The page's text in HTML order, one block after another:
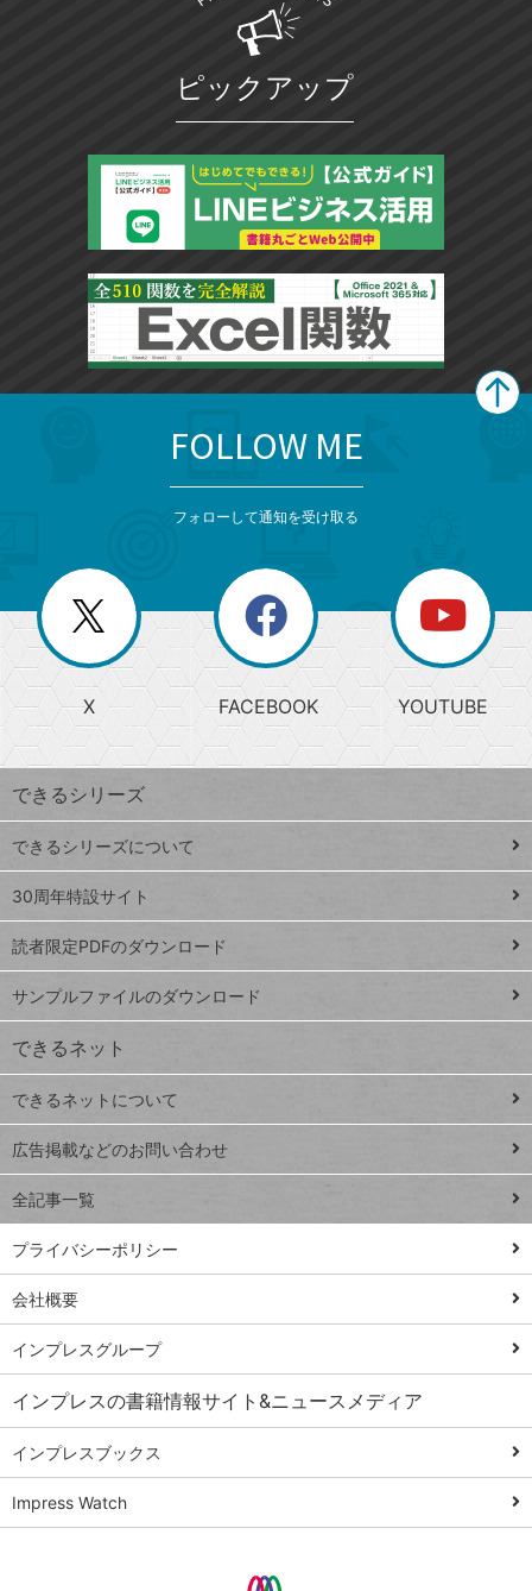
ピックアップ
じ
る
search
検
索
上
昇
ワ
ー
ド
Google
スプレ
ッドシ
ート
iPhone
VLOOKUP
close
閉じ
る
閉
じ
る
ー
か
ら
探
す
ト
ッ
プ
ペ
ジ
連載
Excel Q&A
トイアンナ流仕
事術
PowerAutomate
ではじめる業務
の完全自動化
AI議事録作成術
Windows 11
Q&A
Teams踏み込み
活用術
Excel講師の仕事
術
FOLLOW ME
フォローして通知を受け取る
X FACEBOOK YOUTUBE
できるシリーズ
できるシリーズについて
30周年特設サイト
読者限定PDFのダウンロード
サンプルファイルのダウンロード
できるネット
できるネットについて
広告掲載などのお問い合わせ
全記事一覧
プライバシーポリシー
会社概要
インプレスグループ
インプレスの書籍情報サイト&ニュースメディア
インプレスブックス
Impress Watch